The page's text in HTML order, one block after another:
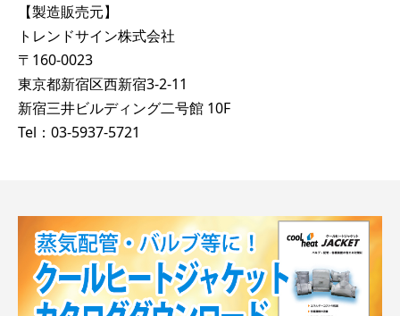
【製造販売元】
トレンドサイン株式会社
〒160-0023
東京都新宿区西新宿3-2-11
新宿三井ビルディング二号館 10F
Tel：03-5937-5721